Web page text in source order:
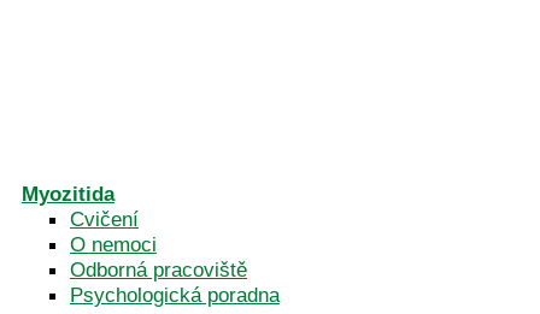
Myozitida
Cvičení
O nemoci
Odborná pracoviště
Psychologická poradna